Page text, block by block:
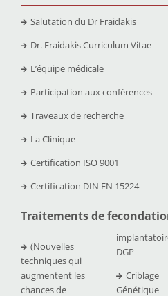
Salutation du Dr Fraidakis
Dr. Fraidakis Curriculum Vitae
L’équipe médicale
Participation aux conférences
Traveaux de recherche
La Clinique
Certification ISO 9001
Certification DIN EN 15224
Traitements de
(Nouvelles
techniques qui
augmentent les
chances de
DGP
Criblage
Génétique